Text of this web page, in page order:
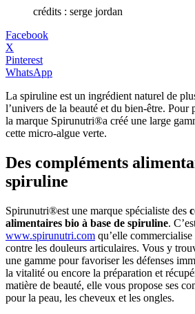
crédits : serge jordan
Facebook
X
Pinterest
WhatsApp
La spiruline est un ingrédient naturel de
l’univers de la beauté et du bien-être. Pour
la marque Spirunutri®a créé une large
cette micro-algue verte.
Des compléments
spiruline
Spirunutri®est une marque spécialiste des
alimentaires bio à base de spiruline.
www.spirunutri.com qu’elle
contre les douleurs articulaires. Vous y
une gamme pour favoriser les défenses
la vitalité ou encore la préparation et
matière de beauté, elle vous propose ses
pour la peau, les cheveux et les ongles.